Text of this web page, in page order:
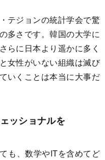
ジョンの統計学会で驚
多さです。韓国の大学に
らに日本より遥かに多く
女性がいない組織は滅び
いくことは本当に大事だ
ッショナルを
も、数学やITを含めてど